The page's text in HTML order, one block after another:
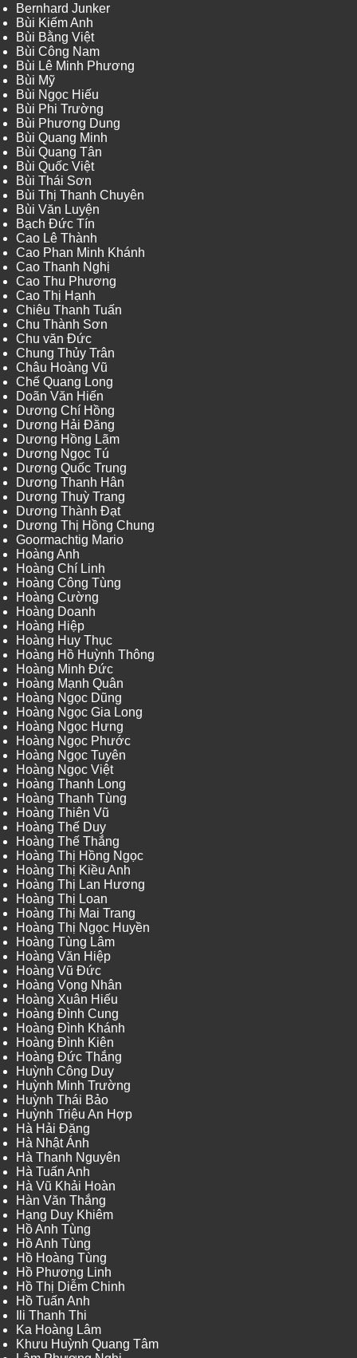
Bernhard Junker
Bùi Kiếm Anh
Bùi Bằng Việt
Bùi Công Nam
Bùi Lê Minh Phương
Bùi Mỹ
Bùi Ngọc Hiếu
Bùi Phi Trường
Bùi Phương Dung
Bùi Quang Minh
Bùi Quang Tân
Bùi Quốc Việt
Bùi Thái Sơn
Bùi Thị Thanh Chuyên
Bùi Văn Luyện
Bạch Đức Tín
Cao Lê Thành
Cao Phan Minh Khánh
Cao Thanh Nghị
Cao Thu Phương
Cao Thị Hạnh
Chiêu Thanh Tuấn
Chu Thành Sơn
Chu văn Đức
Chung Thủy Trân
Châu Hoàng Vũ
Chế Quang Long
Doãn Văn Hiến
Dương Chí Hồng
Dương Hải Đăng
Dương Hồng Lãm
Dương Ngọc Tú
Dương Quốc Trung
Dương Thanh Hân
Dương Thuỳ Trang
Dương Thành Đạt
Dương Thị Hồng Chung
Goormachtig Mario
Hoàng Anh
Hoàng Chí Linh
Hoàng Công Tùng
Hoàng Cường
Hoàng Doanh
Hoàng Hiệp
Hoàng Huy Thục
Hoàng Hồ Huỳnh Thông
Hoàng Minh Đức
Hoàng Mạnh Quân
Hoàng Ngọc Dũng
Hoàng Ngọc Gia Long
Hoàng Ngọc Hưng
Hoàng Ngọc Phước
Hoàng Ngọc Tuyên
Hoàng Ngọc Việt
Hoàng Thanh Long
Hoàng Thanh Tùng
Hoàng Thiên Vũ
Hoàng Thế Duy
Hoàng Thế Thắng
Hoàng Thị Hồng Ngọc
Hoàng Thị Kiều Anh
Hoàng Thị Lan Hương
Hoàng Thị Loan
Hoàng Thị Mai Trang
Hoàng Thị Ngọc Huyền
Hoàng Tùng Lâm
Hoàng Văn Hiệp
Hoàng Vũ Đức
Hoàng Vọng Nhân
Hoàng Xuân Hiếu
Hoàng Đình Cung
Hoàng Đình Khánh
Hoàng Đình Kiên
Hoàng Đức Thắng
Huỳnh Công Duy
Huỳnh Minh Trường
Huỳnh Thái Bảo
Huỳnh Triệu An Hợp
Hà Hải Đăng
Hà Nhật Ánh
Hà Thanh Nguyên
Hà Tuấn Anh
Hà Vũ Khải Hoàn
Hàn Văn Thắng
Hạng Duy Khiêm
Hồ Anh Tùng
Hồ Anh Tùng
Hồ Hoàng Tùng
Hồ Phương Linh
Hồ Thị Diễm Chinh
Hồ Tuấn Anh
Ili Thanh Thi
Ka Hoàng Lâm
Khưu Huỳnh Quang Tâm